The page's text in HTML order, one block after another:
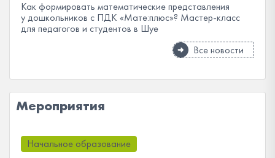
Как формировать математические представления
у дошкольников с ПДК «Мате:плюс»? Мастер-класс
для педагогов и студентов в Шуе
Все новости
Мероприятия
Начальное образование